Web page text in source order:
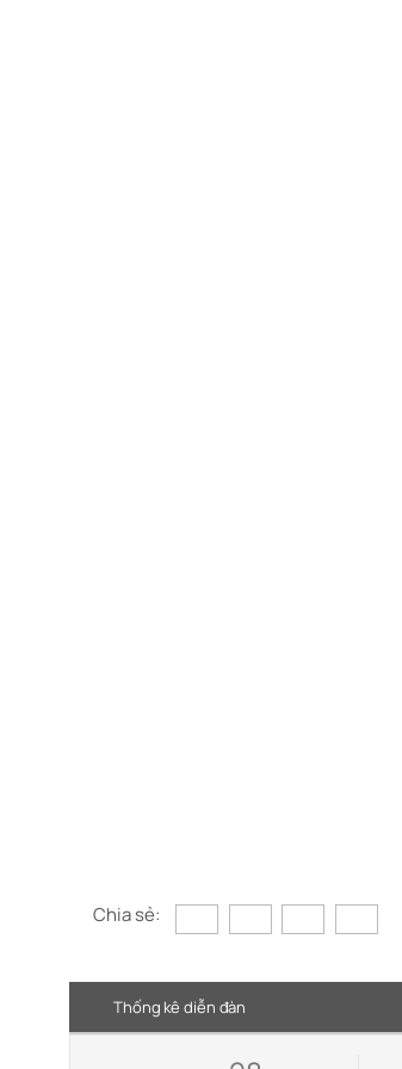
Chia sẻ:
Thống kê diễn đàn